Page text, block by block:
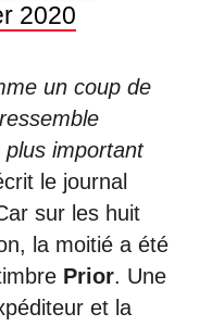
2020
un coup de
important
le journal
sur les huit
la moitié a été
Prior. Une
et la